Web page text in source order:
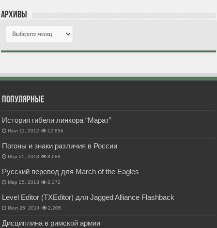
Архивы
Популярные
История гибели линкора “Марат”
Июл 11, 2012 12,856
Погоны и знаки различия в России
Мар 25, 2013 8,688
Русский перевод для March of the Eagles
Мар 25, 2013 2,272
Level Editor (TXEditor) для Jagged Alliance Flashback
Июл 26, 2014 2,205
Дисциплина в римской армии